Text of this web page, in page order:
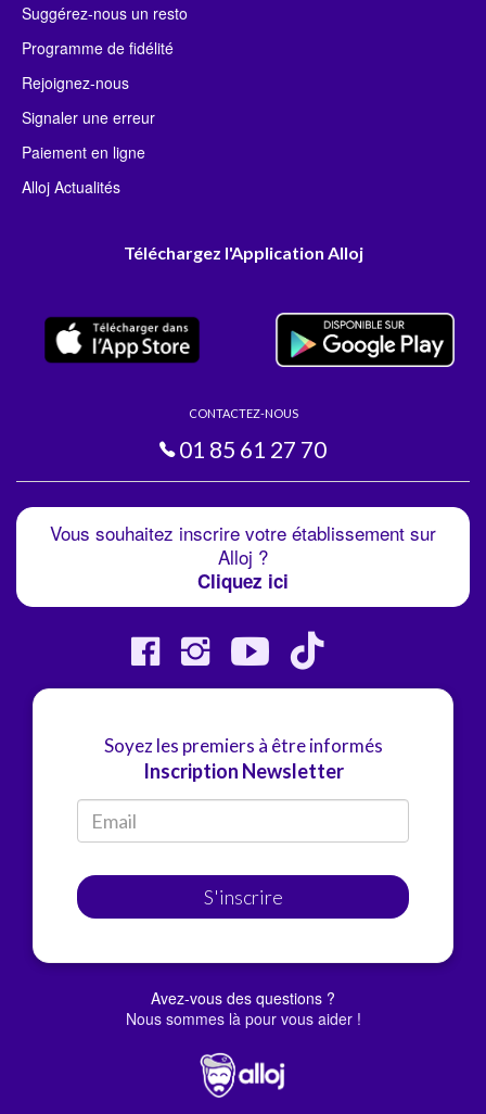
Suggérez-nous un resto
Programme de fidélité
Rejoignez-nous
Signaler une erreur
Paiement en ligne
Alloj Actualités
Téléchargez l'Application Alloj
CONTACTEZ-NOUS
01 85 61 27 70
Vous souhaitez inscrire votre établissement sur
Alloj ?
Cliquez ici
Soyez les premiers à être informés
Inscription Newsletter
S'inscrire
Avez-vous des questions ?
Nous sommes là pour vous aider !